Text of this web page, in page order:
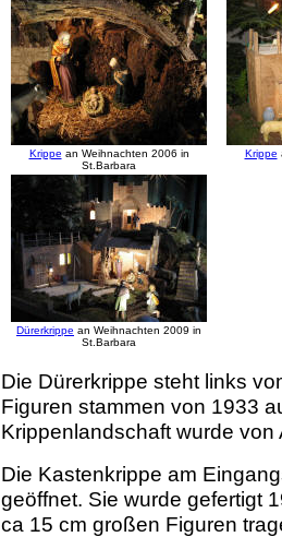
Krippe an Weihnachten 2006 in
St.Barbara
Krippe
Dürerkrippe an Weihnachten 2009 in
St.Barbara
Die Dürerkrippe steht links
Figuren stammen von 1933
Krippenlandschaft wurde
Die Kastenkrippe am
geöffnet. Sie wurde gefertigt
ca 15 cm großen Figuren